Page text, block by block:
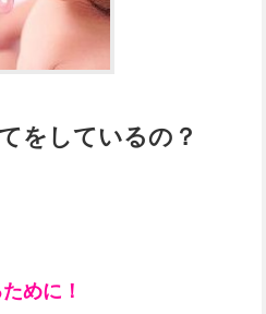
をしているの？
めに！